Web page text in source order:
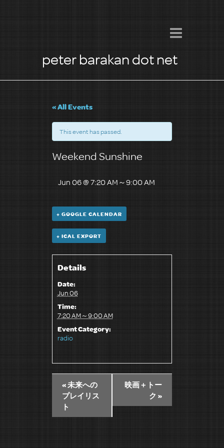
peter barakan dot net
« All Events
This event has passed.
Weekend Sunshine
Jun 06 @ 7:20 AM～9:00 AM
+ GOOGLE CALENDAR
+ ICAL EXPORT
Details
Date:
Jun 06
Time:
7:20 AM～9:00 AM
Event Category:
radio
«未来への
プレイリス
ト
映画＋トー
ク »